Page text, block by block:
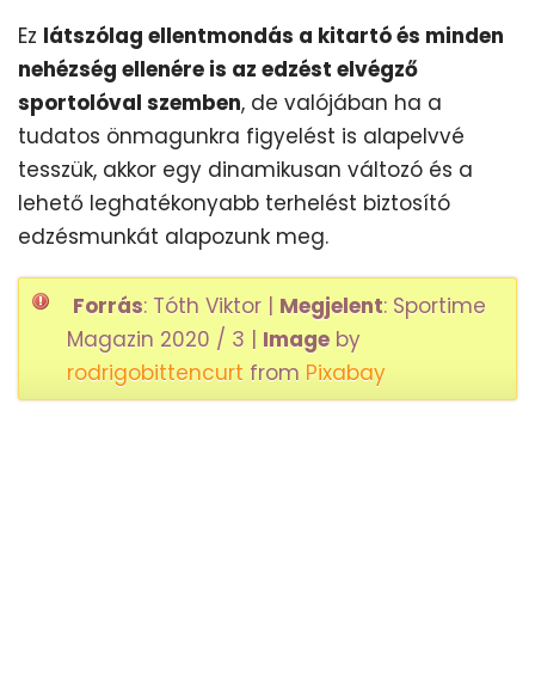
Ez látszólag ellentmondás a kitartó és minden
nehézség ellenére is az edzést elvégző
sportolóval szemben, de valójában ha a
tudatos önmagunkra figyelést is alapelvvé
tesszük, akkor egy dinamikusan változó és a
lehető leghatékonyabb terhelést biztosító
edzésmunkát alapozunk meg.
Forrás: Tóth Viktor | Megjelent: Sportime
Magazin 2020 / 3 | Image by
rodrigobittencurt from Pixabay